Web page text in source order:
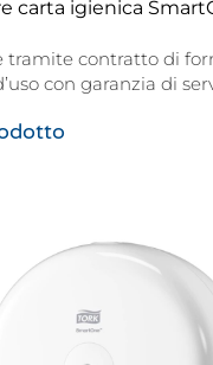
carta igienica
tramite contratto di
con garanzia di